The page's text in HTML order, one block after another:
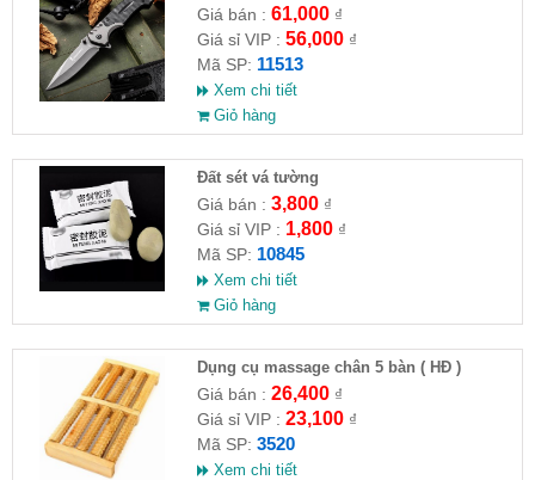
Giá bán : 61,000₫
Giá sỉ VIP : 56,000₫
Mã SP: 11513
Xem chi tiết
Giỏ hàng
Đất sét vá tường
Giá bán : 3,800₫
Giá sỉ VIP : 1,800₫
Mã SP: 10845
Xem chi tiết
Giỏ hàng
Dụng cụ massage chân 5 bàn ( HĐ )
Giá bán : 26,400₫
Giá sỉ VIP : 23,100₫
Mã SP: 3520
Xem chi tiết